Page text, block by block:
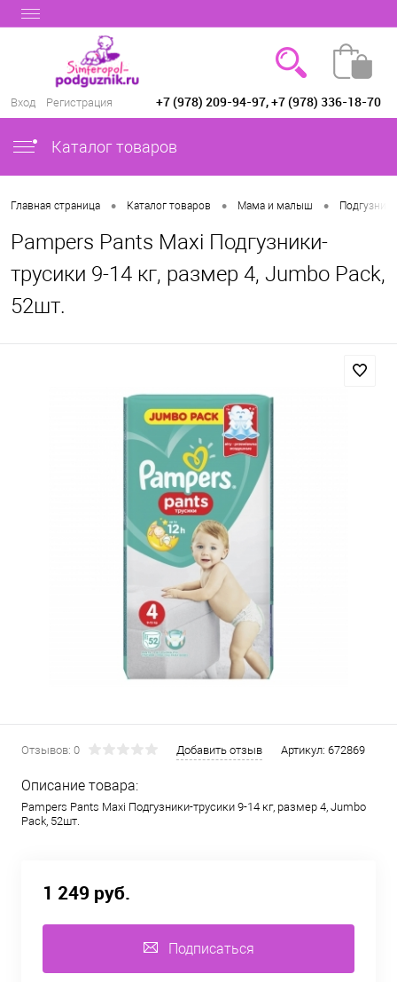
Вход Регистрация +7 (978) 209-94-97, +7 (978) 336-18-70
Каталог товаров
Главная страница • Каталог товаров • Мама и малыш •
Pampers Pants Maxi Подгузники-
трусики 9-14 кг, размер 4, Jumbo Pack,
52шт.
Отзывов: 0 Добавить отзыв Артикул: 672869
Описание товара:
Pampers Pants Maxi Подгузники-трусики 9-14 кг, размер 4, Jumbo
Pack, 52шт.
1 249 руб.
Подписаться